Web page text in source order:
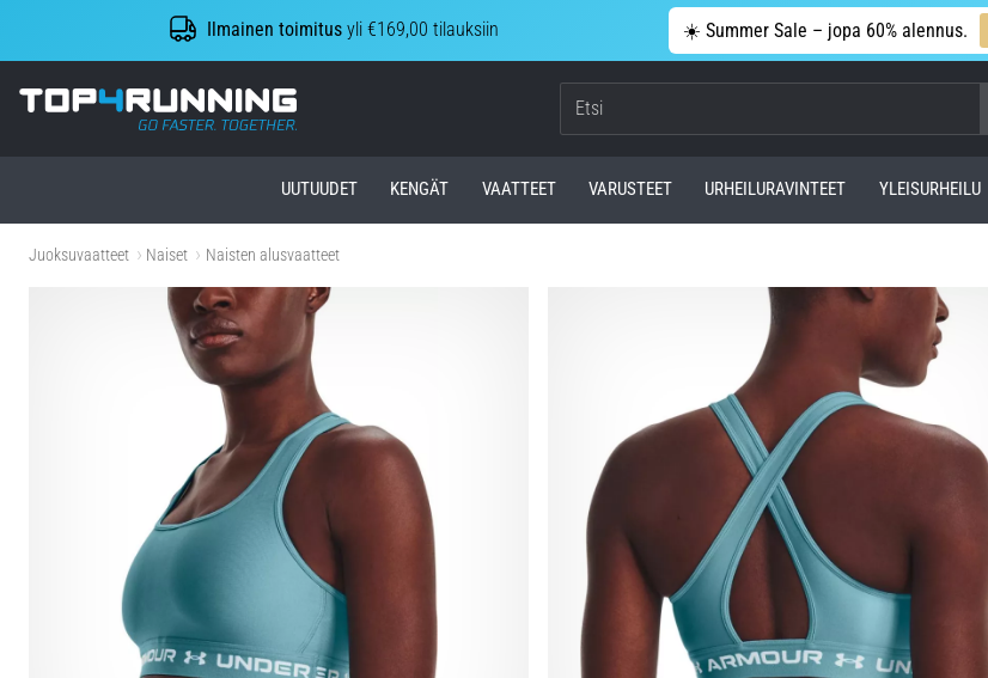
Ilmainen toimitus yli €169,00 tilauksiin ☀️ Summer Sale – jopa 60% alennus.
Top4Running.fi
UUTUUDET KENGÄT VAATTEET VARUSTEET URHEILURAVINTEET YLEISURHEILU
Juoksuvaatteet Naiset Naisten alusvaatteet